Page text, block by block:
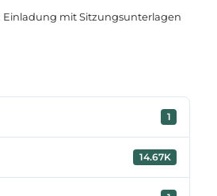
Einladung mit Sitzungsunterlagen
1
14.67K